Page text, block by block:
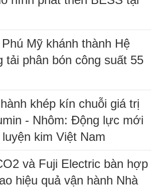
Mỹ khánh thành Hệ
tải phân bón công suất 55
khép kín chuỗi giá trị
- Nhôm: Động lực mới
kim Việt Nam
và Fuji Electric bàn hợp
hiệu quả vận hành Nhà